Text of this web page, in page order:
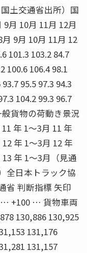
土交通省出所）国
月 10月 11月 12月
9月 10月 11月 12
101.3 103.2 84.7
100.6 106.4 98.1
95.5 97.3 94.3
104.2 99.3 96.7
貨物の荷動き景況
年 1〜3月 11 年
年 1〜3月 12 年
年 1〜3月（見通
全日本トラック協
省 判断指標 矢印
+100 … 貨物車両
130,886 130,925
131,176
131,157